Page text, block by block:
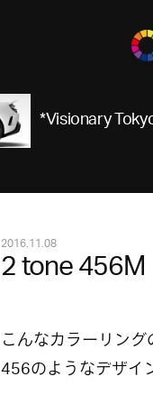
*Visionary
2016.11.08
2 tone 456M
こんなカラーリン
456のようなデザイ